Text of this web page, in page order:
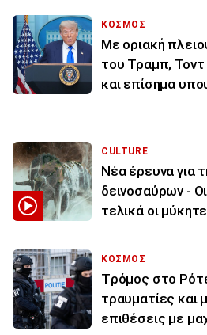
ΚΟΣΜΟΣ
Με οριακή
του Τραμπ,
και επίσημα
CULTURE
Νέα έρευνα για
δεινοσαύρων -
τελικά οι
ΚΟΣΜΟΣ
Tρόμος στο
τραυματίες και
επιθέσεις με